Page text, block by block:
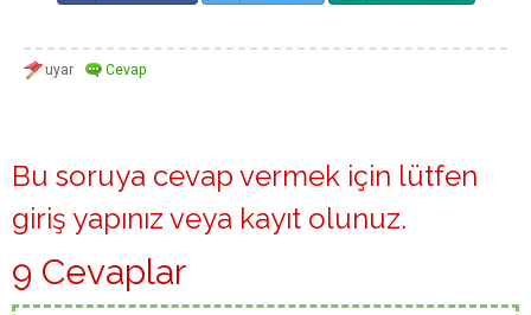
Bu soruya cevap vermek için lütfen
giriş yapınız veya kayıt olunuz.
9 Cevaplar